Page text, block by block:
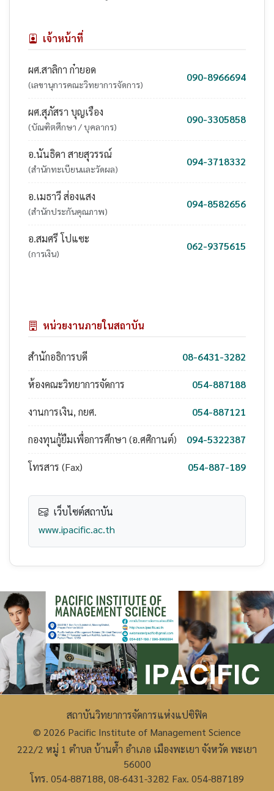
เจ้าหน้าที่
ผศ.สาลิกา ก๋ายอด
(เลขานุการคณะวิทยาการจัดการ)
090-8966694
ผศ.สุภัสรา บุญเรือง
(บัณฑิตศึกษา / บุคลากร)
090-3305858
อ.นันธิดา สายสุวรรณ์
(สำนักทะเบียนและวัดผล)
094-3718332
อ.เมธาวี ส่องแสง
(สำนักประกันคุณภาพ)
094-8582656
อ.สมศรี โปแซะ
(การเงิน)
062-9375615
หน่วยงานภายในสถาบัน
สำนักอธิการบดี 08-6431-3282
ห้องคณะวิทยาการจัดการ 054-887188
งานการเงิน, กยศ. 054-887121
กองทุนกู้ยืมเพื่อการศึกษา (อ.ศศิกานต์) 094-5322387
โทรสาร (Fax) 054-887-189
เว็บไซต์สถาบัน
www.ipacific.ac.th
สถาบันวิทยาการจัดการแห่งแปซิฟิค
© 2026 Pacific Institute of Management Science
222/2 หมู่ 1 ตำบล บ้านต๊ำ อำเภอ เมืองพะเยา จังหวัด พะเยา
56000
โทร. 054-887188, 08-6431-3282 Fax. 054-887189